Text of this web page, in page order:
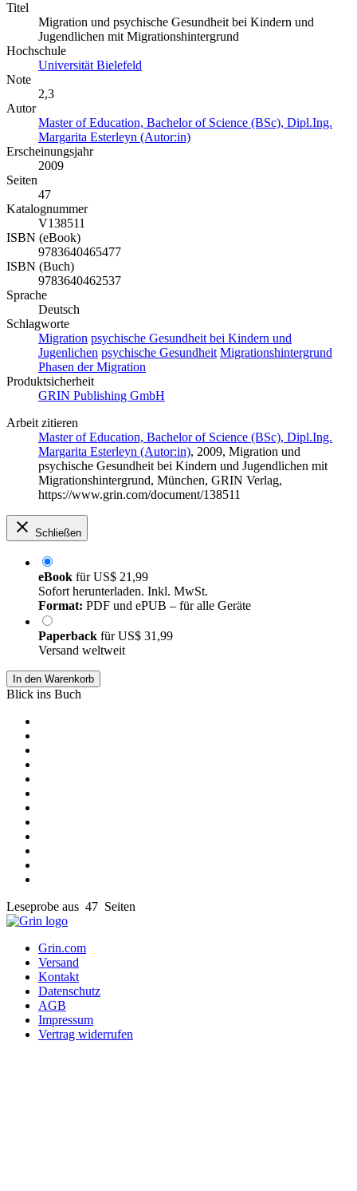
Titel
Migration und psychische Gesundheit bei Kindern und
Jugendlichen mit Migrationshintergrund
Hochschule
Universität Bielefeld
Note
2,3
Autor
Master of Education, Bachelor of Science (BSc), Dipl.Ing.
Margarita Esterleyn (Autor:in)
Erscheinungsjahr
2009
Seiten
47
Katalognummer
V138511
ISBN (eBook)
9783640465477
ISBN (Buch)
9783640462537
Sprache
Deutsch
Schlagworte
Migration psychische Gesundheit bei Kindern und
Jugenlichen psychische Gesundheit Migrationshintergrund
Phasen der Migration
Produktsicherheit
GRIN Publishing GmbH
Arbeit zitieren
Master of Education, Bachelor of Science (BSc), Dipl.Ing.
Margarita Esterleyn (Autor:in), 2009, Migration und
psychische Gesundheit bei Kindern und Jugendlichen mit
Migrationshintergrund, München, GRIN Verlag,
https://www.grin.com/document/138511
Schließen
eBook fürUS$ 21,99
Sofort herunterladen. Inkl. MwSt.
Format: PDF und ePUB – für alle Geräte
Paperback fürUS$ 31,99
Versand weltweit
In den Warenkorb
Blick ins Buch
Leseprobe aus 47 Seiten
Grin.com
Versand
Kontakt
Datenschutz
AGB
Impressum
Vertrag widerrufen